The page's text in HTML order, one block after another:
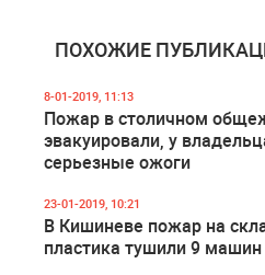
ПОХОЖИЕ
8-01-2019, 11:13
Пожар в столичном
эвакуировали, у
серьезные ожоги
23-01-2019, 10:21
В Кишиневе пожар на
пластика тушили 9